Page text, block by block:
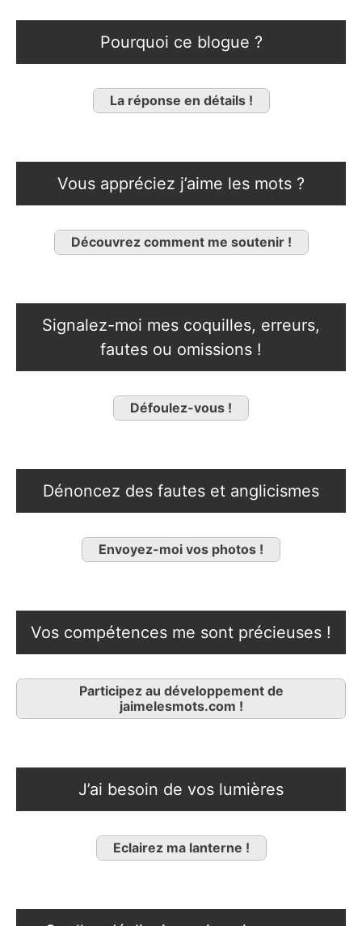
Pourquoi ce blogue ?
La réponse en détails !
Vous appréciez j’aime les mots ?
Découvrez comment me soutenir !
Signalez-moi mes coquilles, erreurs,
fautes ou omissions !
Défoulez-vous !
Dénoncez des fautes et anglicismes
Envoyez-moi vos photos !
Vos compétences me sont précieuses !
Participez au développement de
jaimelesmots.com !
J’ai besoin de vos lumières
Eclairez ma lanterne !